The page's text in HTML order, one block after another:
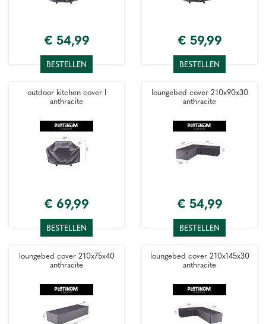
€ 54,99
BESTELLEN
€ 59,99
BESTELLEN
outdoor kitchen cover l
anthracite
€ 69,99
BESTELLEN
loungebed cover 210x90x30
anthracite
€ 54,99
BESTELLEN
loungebed cover 210x75x40
anthracite
loungebed cover 210x145x30
anthracite